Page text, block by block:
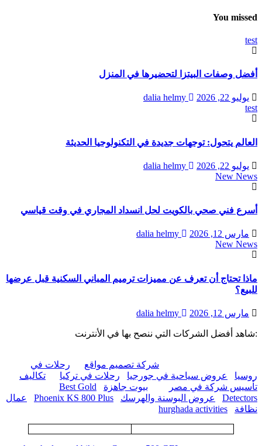
You missed
test
أفضل وصفات البيتزا لتحضيرها في المنزل
يوليو 22, 2026
test
العالم يتحول: توجهات جديدة في التكنولوجيا الحديثة
يوليو 22, 2026
New News
أسرع فني صحي بالكويت لحل انسداد المجاري في وقت قياسي
مارس 12, 2026
New News
ماذا تحتاج أن تعرف عن مميزات ترميم المباني السكنية قبل عرضها
للبيع؟
مارس 12, 2026
:شاهد أفضل الشركات التي ننصح بها في الأنترنت
شركة تصميم مواقع
رحلات في
روسيا
عروض سياحية في جورجيا رحلات في تركيا
تكاليف
تأسيس شركة في مصر
بيوت جاهزة
Best Gold
Detectors
عروض البوسنة والهرسك Phoenix KS 800 Plus
عمال
نظافة
hurghada activities